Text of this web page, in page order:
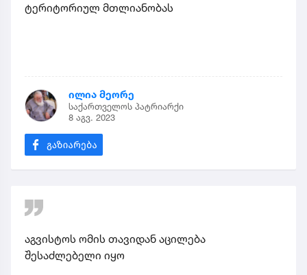
ტერიტორიულ მთლიანობას
ილია მეორე
საქართველოს პატრიარქი
8 აგვ. 2023
აგვისტოს ომის თავიდან აცილება
შესაძლებელი იყო